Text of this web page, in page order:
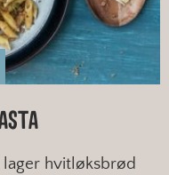
lager hvitløksbrød